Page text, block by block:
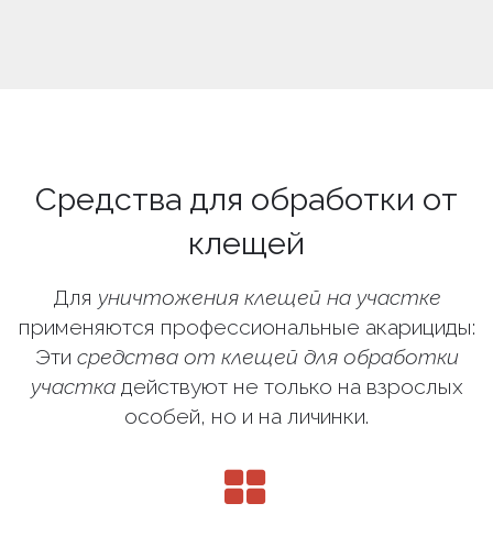
Средства для обработки от
клещей
Для уничтожения клещей на участке
применяются профессиональные акарициды:
Эти средства от клещей для обработки
участкадействуют не только на взрослых
особей, но и на личинки.